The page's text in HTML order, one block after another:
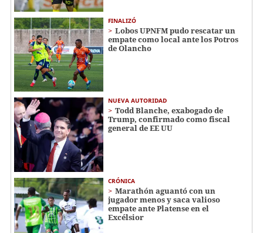
FINALIZÓ
Lobos UPNFM pudo rescatar un
empate como local ante los Potros
de Olancho
NUEVA AUTORIDAD
Todd Blanche, exabogado de
Trump, confirmado como fiscal
general de EE UU
CRÓNICA
Marathón aguantó con un
jugador menos y saca valioso
empate ante Platense en el
Excélsior